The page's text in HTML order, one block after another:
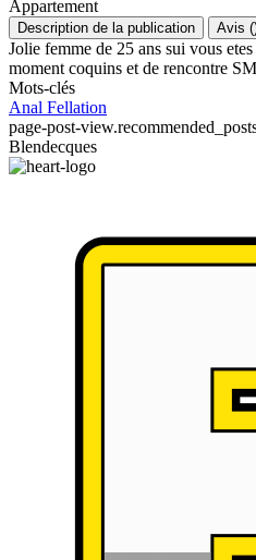
Appartement
Description de la publication Avis (
Jolie femme de 25 ans sui vous
moment coquins et de rencontre
Mots-clés
Anal Fellation
page-post-
Blendecques